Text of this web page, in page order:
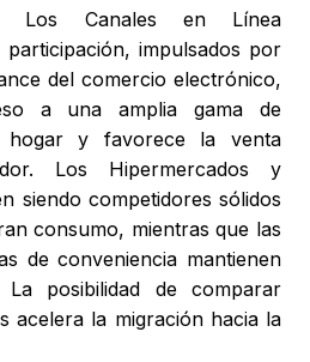
Los Canales en Línea
impulsados por
del comercio electrónico,
a una amplia gama de
hogar y favorece la venta
Los Hipermercados y
siendo competidores sólidos
consumo, mientras que las
de conveniencia mantienen
posibilidad de comparar
acelera la migración hacia la